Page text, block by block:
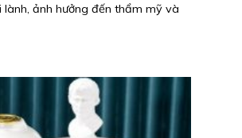
ảnh hưởng đến thẩm mỹ và